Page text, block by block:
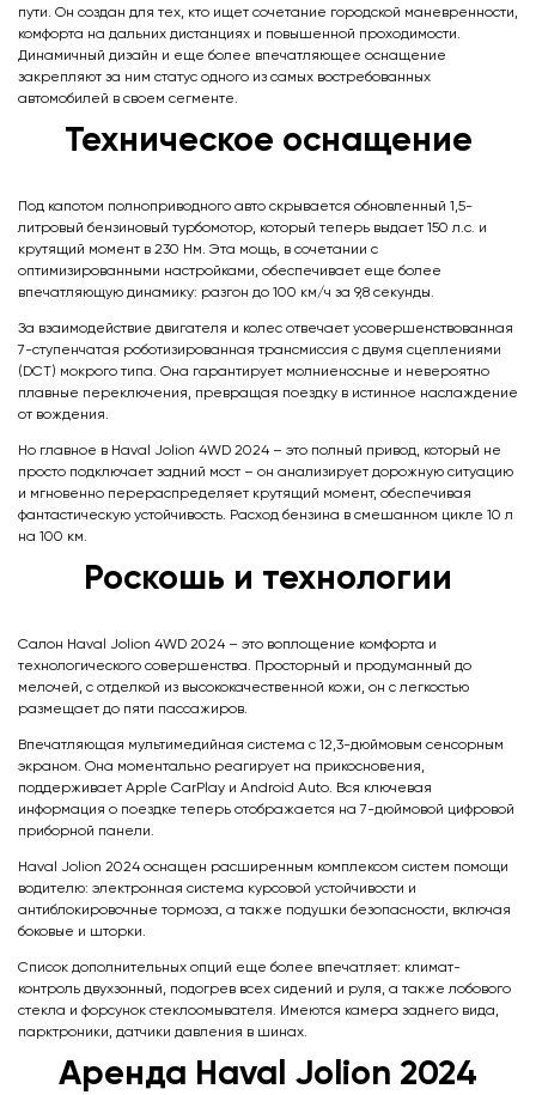
пути. Он создан для тех, кто ищет сочетание городской маневренности,
комфорта на дальних дистанциях и повышенной проходимости.
Динамичный дизайн и еще более впечатляющее оснащение
закрепляют за ним статус одного из самых востребованных
автомобилей в своем сегменте.
Техническое оснащение
Под капотом полноприводного авто скрывается обновленный 1,5-
литровый бензиновый турбомотор, который теперь выдает 150 л.с. и
крутящий момент в 230 Нм. Эта мощь, в сочетании с
оптимизированными настройками, обеспечивает еще более
впечатляющую динамику: разгон до 100 км/ч за 9,8 секунды.
За взаимодействие двигателя и колес отвечает усовершенствованная
7-ступенчатая роботизированная трансмиссия с двумя сцеплениями
(DCT) мокрого типа. Она гарантирует молниеносные и невероятно
плавные переключения, превращая поездку в истинное наслаждение
от вождения.
Но главное в Haval Jolion 4WD 2024 – это полный привод, который не
просто подключает задний мост – он анализирует дорожную ситуацию
и мгновенно перераспределяет крутящий момент, обеспечивая
фантастическую устойчивость. Расход бензина в смешанном цикле 10 л
на 100 км.
Роскошь и технологии
Салон Haval Jolion 4WD 2024 – это воплощение комфорта и
технологического совершенства. Просторный и продуманный до
мелочей, с отделкой из высококачественной кожи, он с легкостью
размещает до пяти пассажиров.
Впечатляющая мультимедийная система с 12,3-дюймовым сенсорным
экраном. Она моментально реагирует на прикосновения,
поддерживает Apple CarPlay и Android Auto. Вся ключевая
информация о поездке теперь отображается на 7-дюймовой цифровой
приборной панели.
Haval Jolion 2024 оснащен расширенным комплексом систем помощи
водителю: электронная система курсовой устойчивости и
антиблокировочные тормоза, а также подушки безопасности, включая
боковые и шторки.
Список дополнительных опций еще более впечатляет: климат-
контроль двухзонный, подогрев всех сидений и руля, а также лобового
стекла и форсунок стеклоомывателя. Имеются камера заднего вида,
парктроники, датчики давления в шинах.
Аренда Haval Jolion 2024